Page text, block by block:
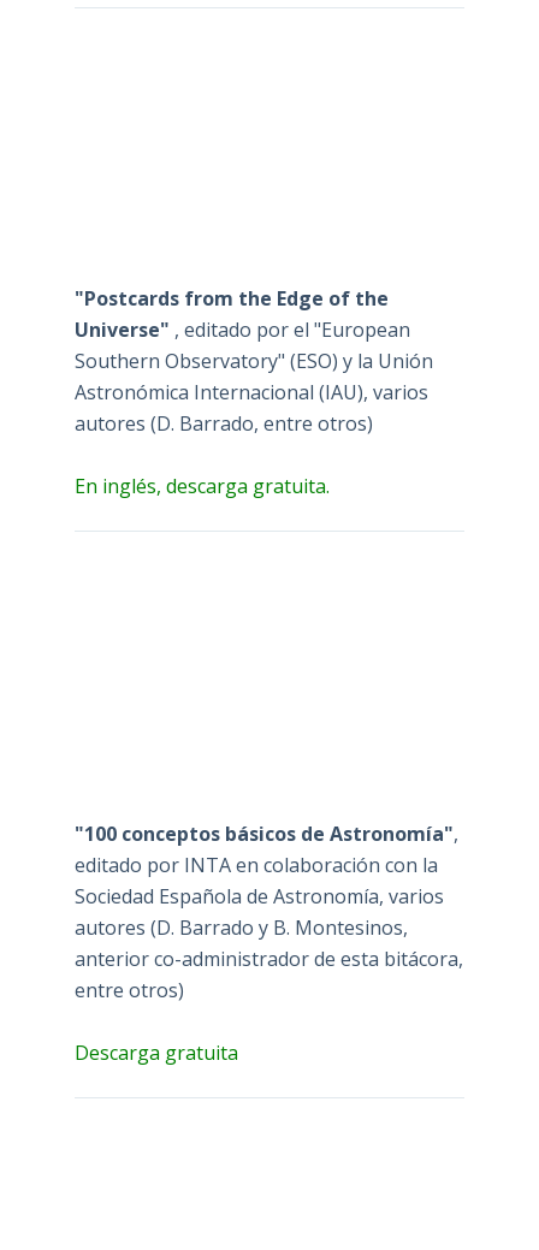
Southern Observatory" (ESO) y la Unión
Astronómica Internacional (IAU), varios
autores (D. Barrado, entre otros)
En inglés, descarga gratuita.
Sociedad Española de Astronomía, varios
autores (D. Barrado y B. Montesinos,
anterior co-administrador de esta bitácora,
entre otros)
Descarga gratuita